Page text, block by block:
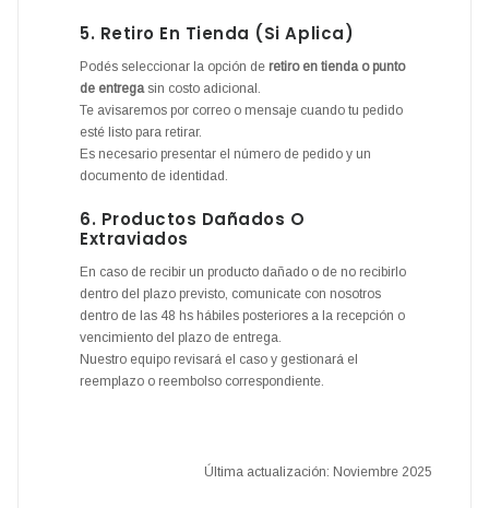
5. Retiro En Tienda (si Aplica)
Podés seleccionar la opción de retiro en tienda o punto
de entregasin costo adicional.
Te avisaremos por correo o mensaje cuando tu pedido
esté listo para retirar.
Es necesario presentar el número de pedido y un
documento de identidad.
6. Productos Dañados O
Extraviados
En caso de recibir un producto dañado o de no recibirlo
dentro del plazo previsto, comunicate con nosotros
dentro de las 48 hs hábiles posteriores a la recepción o
vencimiento del plazo de entrega.
Nuestro equipo revisará el caso y gestionará el
reemplazo o reembolso correspondiente.
Última actualización: Noviembre 2025